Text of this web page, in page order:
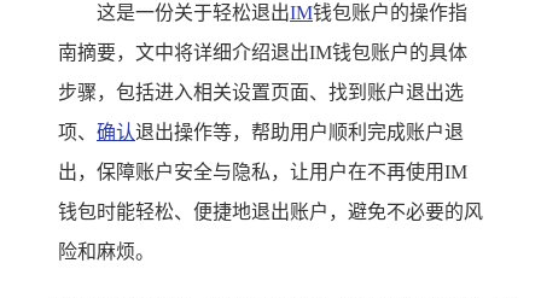
这是一份关于轻松退出IM钱包账户的操作指
南摘要，文中将详细介绍退出IM钱包账户的具体
步骤，包括进入相关设置页面、找到账户退出选
项、 确认退出操作等，帮助用户顺利完成账户退
出，保障账户安全与隐私，让用户在不再使用IM
钱包时能轻松、便捷地退出账户，避免不必要的风
险和麻烦。